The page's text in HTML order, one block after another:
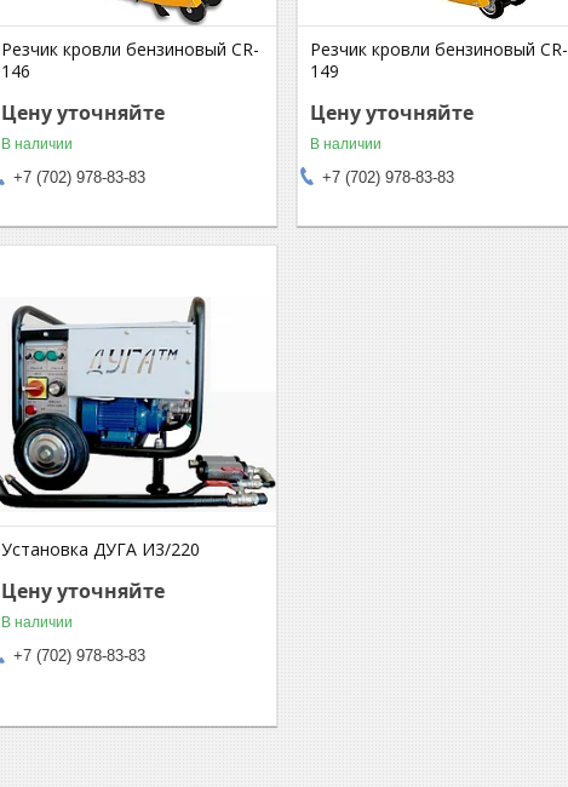
Резчик кровли бензиновый CR-
146
Цену уточняйте
В наличии
+7 (702) 978-83-83
Резчик кровли бензиновый CR-
149
Цену уточняйте
В наличии
+7 (702) 978-83-83
Установка ДУГА И3/220
Цену уточняйте
В наличии
+7 (702) 978-83-83